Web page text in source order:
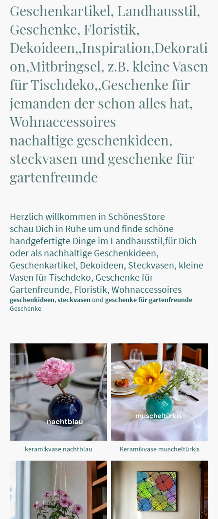
Geschenkartikel, Landhausstil,
Geschenke, Floristik,
Dekoideen,,Inspiration,Dekorati
on,Mitbringsel, z.B. kleine Vasen
für Tischdeko,,Geschenke für
jemanden der schon alles hat,
Wohnaccessoires
nachaltige geschenkideen,
steckvasen und geschenke für
gartenfreunde
Herzlich willkommen in SchönesStore
schau Dich in Ruhe um und finde schöne
handgefertigte Dinge im Landhausstil,für Dich
oder als nachhaltige Geschenkideen,
Geschenkartikel, Dekoideen, Steckvasen, kleine
Vasen für Tischdeko, Geschenke für
Gartenfreunde, Floristik, Wohnaccessoires
geschenkideen,steckvasen und geschenke für gartenfreunde
Geschenke
keramikvase nachtblau Keramikvase muscheltürkis